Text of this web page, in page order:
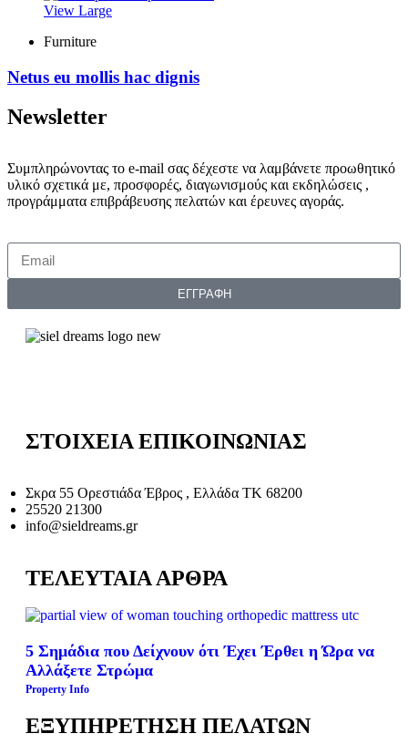
View Large
Furniture
Netus eu mollis hac dignis
Newsletter
Συμπληρώνοντας το e-mail σας δέχεστε να λαμβάνετε προωθητικό
υλικό σχετικά με, προσφορές, διαγωνισμούς και εκδηλώσεις ,
προγράμματα επιβράβευσης πελατών και έρευνες αγοράς.
ΕΓΓΡΑΦΗ
ΣΤΟΙΧΕΙΑ ΕΠΙΚΟΙΝΩΝΙΑΣ
Σκρα 55 Ορεστιάδα Έβρος , Ελλάδα ΤΚ 68200
25520 21300
info@sieldreams.gr
ΤΕΛΕΥΤΑΙΑ ΑΡΘΡΑ
5 Σημάδια που Δείχνουν ότι Έχει Έρθει η Ώρα να
Αλλάξετε Στρώμα
Property Info
ΕΞΥΠΗΡΕΤΗΣΗ ΠΕΛΑΤΩΝ